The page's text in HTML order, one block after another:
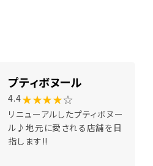
プティボヌール
4.4★★★★☆
リニューアルしたプティボヌー
ル♪地元に愛される店舗を目
指します!!